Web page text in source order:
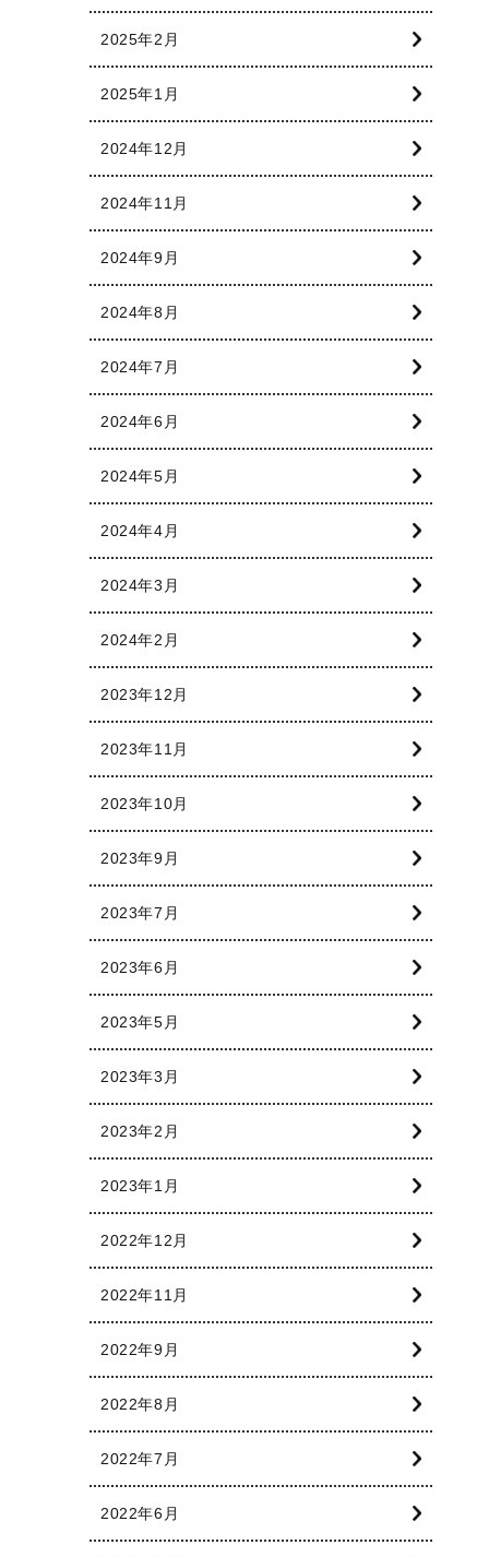
2025年2月
2025年1月
2024年12月
2024年11月
2024年9月
2024年8月
2024年7月
2024年6月
2024年5月
2024年4月
2024年3月
2024年2月
2023年12月
2023年11月
2023年10月
2023年9月
2023年7月
2023年6月
2023年5月
2023年3月
2023年2月
2023年1月
2022年12月
2022年11月
2022年9月
2022年8月
2022年7月
2022年6月